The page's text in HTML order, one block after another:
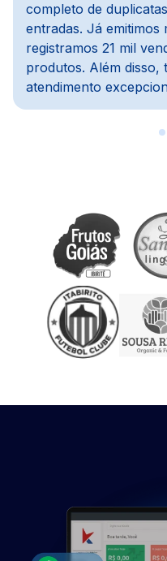
mais dinâmico e
e PDV é prático, e o
dos meus preferidos,
com o financeiro e